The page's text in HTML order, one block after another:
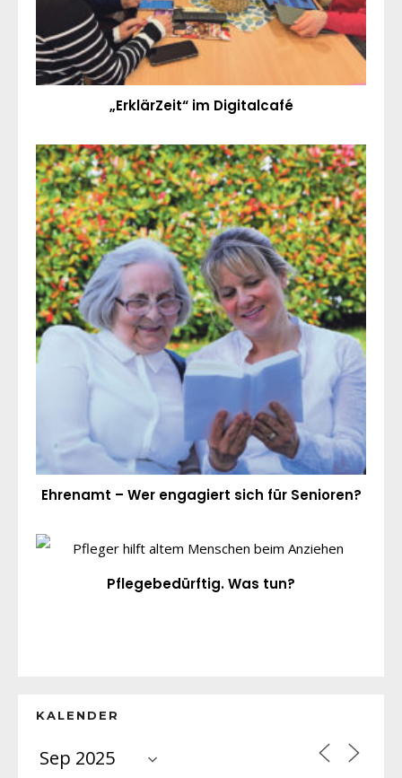
„ErklärZeit“ im Digitalcafé
Ehrenamt – Wer engagiert sich für Senioren?
Pflegebedürftig. Was tun?
KALENDER